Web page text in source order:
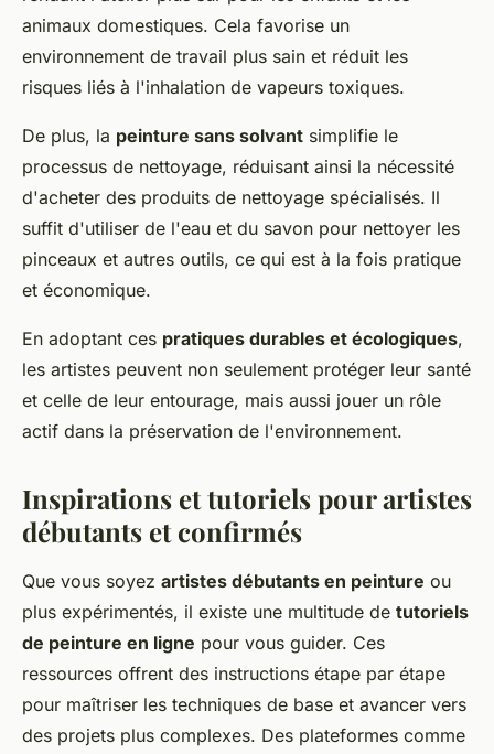
animaux domestiques. Cela favorise un
environnement de travail plus sain et réduit les
risques liés à l'inhalation de vapeurs toxiques.
De plus, la peinture sans solvant simplifie le
processus de nettoyage, réduisant ainsi la nécessité
d'acheter des produits de nettoyage spécialisés. Il
suffit d'utiliser de l'eau et du savon pour nettoyer les
pinceaux et autres outils, ce qui est à la fois pratique
et économique.
En adoptant ces pratiques durables et écologiques,
les artistes peuvent non seulement protéger leur santé
et celle de leur entourage, mais aussi jouer un rôle
actif dans la préservation de l'environnement.
Inspirations et tutoriels pour artistes
débutants et confirmés
Que vous soyez artistes débutants en peinture ou
plus expérimentés, il existe une multitude de tutoriels
de peinture en ligne pour vous guider. Ces
ressources offrent des instructions étape par étape
pour maîtriser les techniques de base et avancer vers
des projets plus complexes. Des plateformes comme